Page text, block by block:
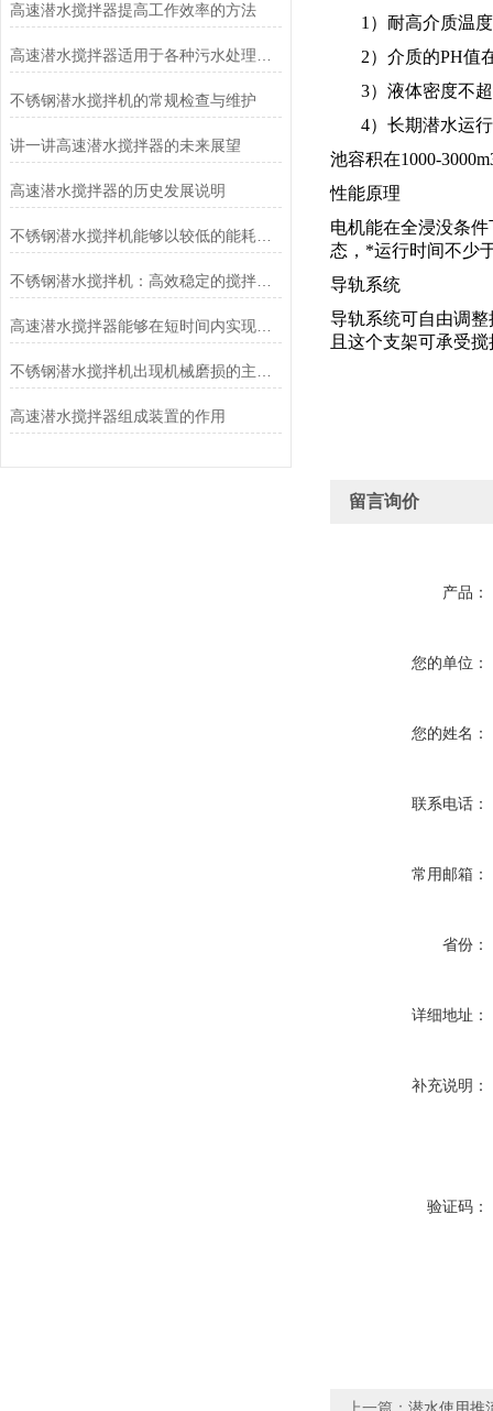
高速潜水搅拌器提高工作效率的方法
不锈钢潜水搅拌机的常规检查与维护
讲一讲高速潜水搅拌器的未来展望
高速潜水搅拌器的历史发展说明
不锈钢潜水搅拌机：高效稳定的搅拌产品
高速潜水搅拌器能够在短时间内实现高强度的搅拌和混合
高速潜水搅拌器组成装置的作用
1）耐高介质温
2）介质的PH值
3）液体密度不
4）长期潜水运
池容积在1000-
性能原理
电机能在全浸没条
态，*运行时间不少
导轨系统
导轨系统可自由调
且这个支架可承受
留言询价
产品：
您的单位：
您的姓名：
联系电话：
常用邮箱：
省份：
详细地址：
补充说明：
验证码：